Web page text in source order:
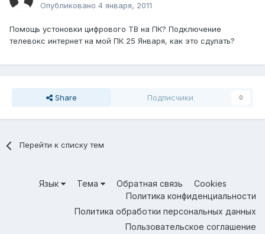
Опубликовано 4 января, 2011
Помощь устоновки цифрового ТВ на ПК? Подключение
телевокс интернет на мой ПК 25 Января, как это сдулать?
Share Подписчики 0
Перейти к списку тем
Язык Тема Обратная связь
Cookies
Политика конфиденциальности
Политика обработки персональных данных
Пользовательское соглашение